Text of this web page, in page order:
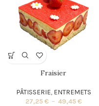
Fraisier
PÂTISSERIE, ENTREMETS
27,25€ – 49,45€